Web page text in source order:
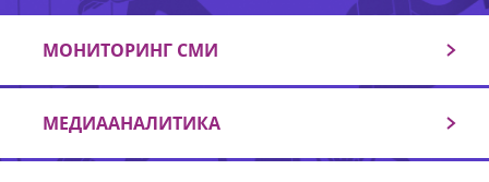
МОНИТОРИНГ СМИ
МЕДИААНАЛИТИКА